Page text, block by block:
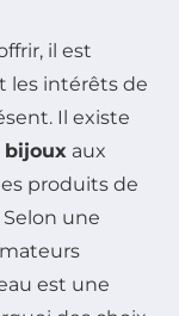
il est
les intérêts de
Il existe
bijoux aux
produits de
une
est une